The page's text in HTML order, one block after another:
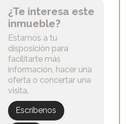
¿Te interesa este
inmueble?
Estamos a tu
disposición para
facilitarte más
información, hacer una
oferta o concertar una
visita.
Escríbenos